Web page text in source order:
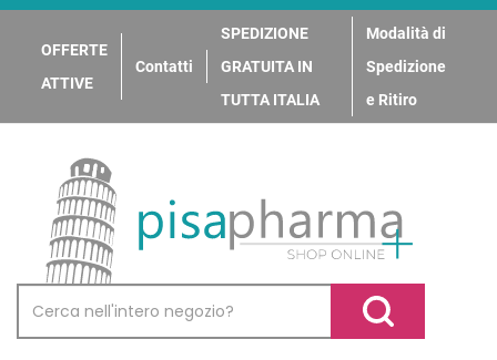
Passa
contenuto
principale
OFFERTE
ATTIVE
Contatti
SPEDIZIONE
GRATUITA IN
TUTTA ITALIA
Modalità di
Spedizione
e Ritiro
PisaPharma
Prodotto
Cerca Prodotto